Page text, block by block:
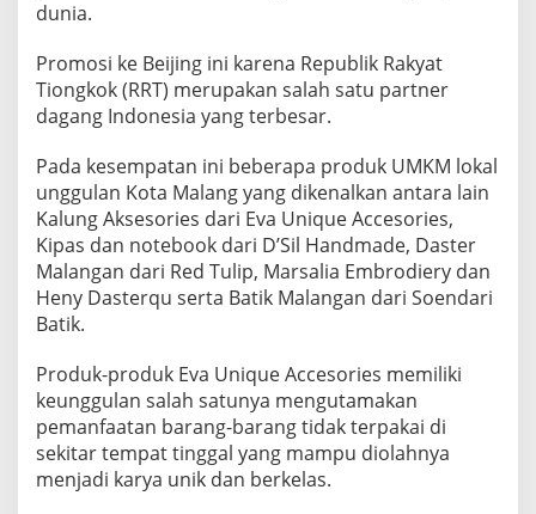
K
E
K
A
N
D
I
K
E
B
E
S
R
I
dunia.
Promosi ke Beijing ini karena Republik Rakyat
Tiongkok (RRT) merupakan salah satu partner
dagang Indonesia yang terbesar.
Pada kesempatan ini beberapa produk UMKM lokal
unggulan Kota Malang yang dikenalkan antara lain
Kalung Aksesories dari Eva Unique Accesories,
Kipas dan notebook dari D’Sil Handmade, Daster
Malangan dari Red Tulip, Marsalia Embrodiery dan
Heny Dasterqu serta Batik Malangan dari Soendari
Batik.
Produk-produk Eva Unique Accesories memiliki
keunggulan salah satunya mengutamakan
pemanfaatan barang-barang tidak terpakai di
sekitar tempat tinggal yang mampu diolahnya
menjadi karya unik dan berkelas.